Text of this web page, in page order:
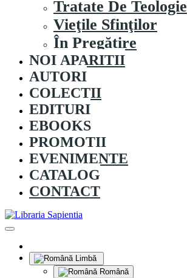
Tratate De Teologie
Vieţile Sfinţilor
În Pregătire
NOI APARITII
AUTORI
COLECȚII
EDITURI
EBOOKS
PROMOȚII
EVENIMENTE
CATALOG
CONTACT
Limbă
Română